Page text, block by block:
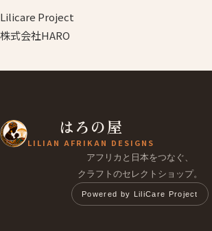
Lilicare Project
株式会社HARO
はろの屋
LILIAN AFRIKAN DESIGNS
アフリカと日本をつなぐ、
クラフトのセレクトショップ。
Powered by LiliCare Project